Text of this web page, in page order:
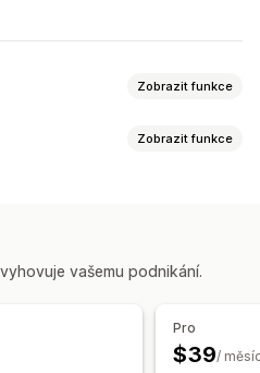
Zobrazit funkce
Žádosti o recenze
Zobrazit funkce
Více měn Více jazyků
Doporučené produkty
vašemu podnikání.
Pro
$39/